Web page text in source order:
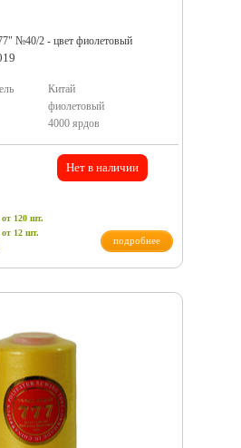
№40/2 - цвет фиолетовый
Китай
фиолетовый
4000 ярдов
Нет в наличии
от 120 шт.
от 12 шт.
подробнее